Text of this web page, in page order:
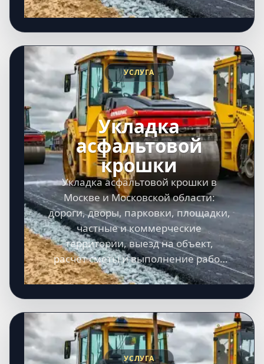
под ключ.
УСЛУГА
Укладка
асфальтовой
крошки
Укладка асфальтовой крошки в
Москве и Московской области:
дороги, дворы, парковки, площадки,
частные и коммерческие
территории, выезд на объект,
расчет сметы и выполнение работ
под ключ.
УСЛУГА